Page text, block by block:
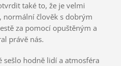
také to, že je velmi
normální člověk s dobrým
za pomocí opuštěným a
právě nás.
sešlo hodně lidí a atmosféra